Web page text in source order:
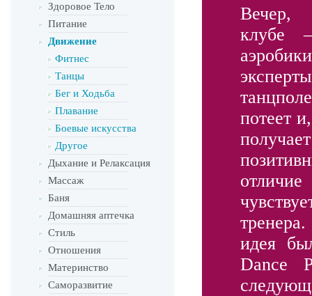
Здоровое Тело
Питание
Движение
Фитнес
Танцы
Бег и Ходьба
Плавание
Боевые искусства
Другое
Дыхание и Релаксация
Массаж
Баня
Домашняя аптечка
Стиль
Отношения
Материнство
Саморазвитие
Вечер,
клубе
потеет
идея
Dance